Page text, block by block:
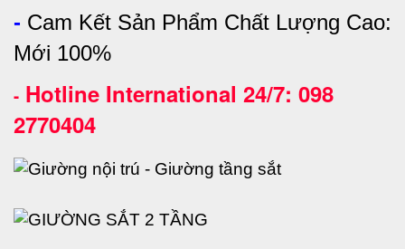
- Cam Kết Sản Phẩm Chất Lượng Cao:
Mới 100%
- Hotline International 24/7: 098
2770404